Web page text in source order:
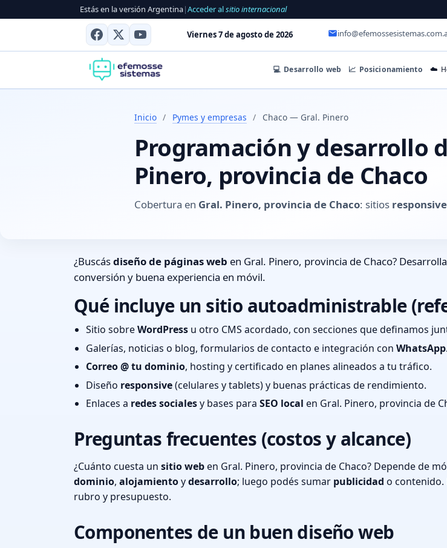
Estás en la versión Argentina|Acceder alsitio internacional
Viernes 7 de agosto de 2026
💻 Desarrollo web 📈 Posicionamiento ☁️
Inicio / Pymes y empresas / Chaco — Gral. Pinero
Programación y desarrollo
Pinero, provincia de Chaco
Cobertura en Gral. Pinero, provincia de Chaco: sitios responsive
¿Buscásdiseño de páginas web en Gral. Pinero, provincia de Chaco?
conversión y buena experiencia en móvil.
Qué incluye un sitio autoadministrable
Sitio sobreWordPress u otro CMS acordado, con secciones que definamos
Galerías, noticias o blog, formularios de contacto e integración con WhatsApp.
Correo @ tu dominio, hosting y certificado en planes alineados a tu tráfico.
Diseño responsive(celulares y tablets) y buenas prácticas de rendimiento.
Enlaces a redes socialesy bases para SEO local en Gral. Pinero, provincia de
Preguntas frecuentes (costos y alcance)
¿Cuánto cuesta un sitio weben Gral. Pinero, provincia de Chaco? Depende de
dominio, alojamientoydesarrollo; luego podés sumar publicidad o contenido.
rubro y presupuesto.
Componentes de un buen diseño web